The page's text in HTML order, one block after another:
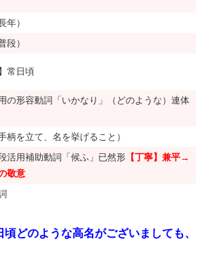
年）
段）
常日頃
の形容動詞「いかなり」（どのような）連体
柄を立て、名を挙げること）
活用補助動詞「候ふ」已然形 【丁寧】兼平→
敬意
頃どのような高名がございましても、